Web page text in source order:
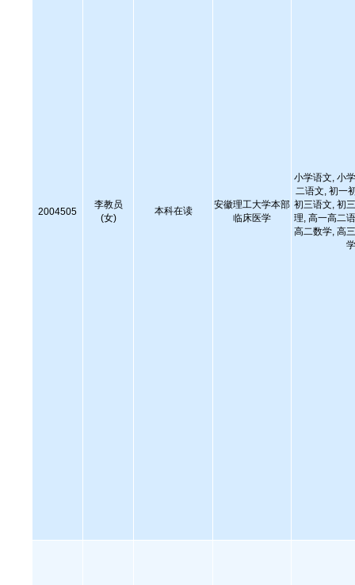
2004505
李教员
(女)
本科在读
安徽理工大学本部
临床医学
小学语文, 小
二语文, 初一
初三语文, 初
理, 高一高二
高二数学, 高